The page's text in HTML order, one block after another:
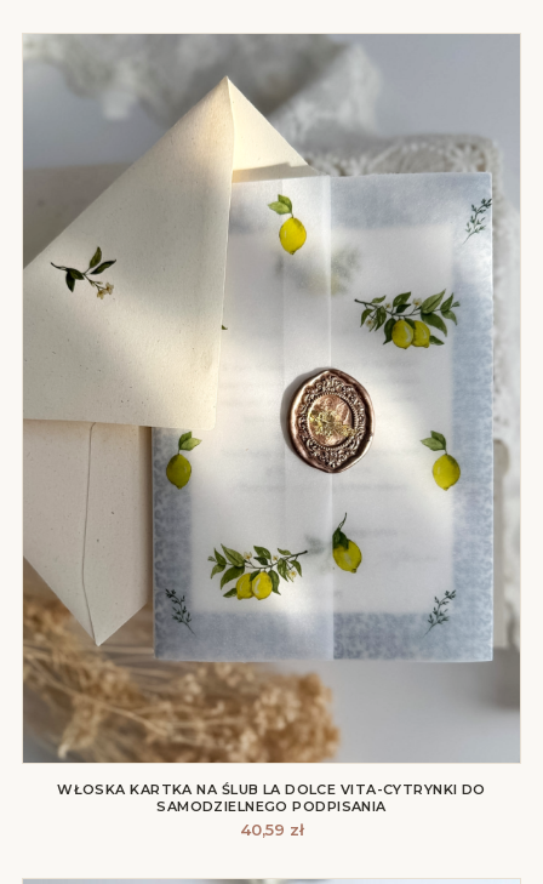
WŁOSKA KARTKA NA ŚLUB LA DOLCE VITA-CYTRYNKI DO
SAMODZIELNEGO PODPISANIA
40,59 zł